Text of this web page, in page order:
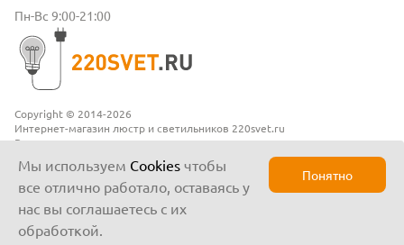
Copyright © 2014-2026
Интернет-магазин люстр и светильников 220svet.ru
Все права защищены
Пн-Вс 9:00-21:00
Мы используем Cookies чтобы
все отлично работало, оставаясь у
нас вы соглашаетесь с их
обработкой.
Понятно